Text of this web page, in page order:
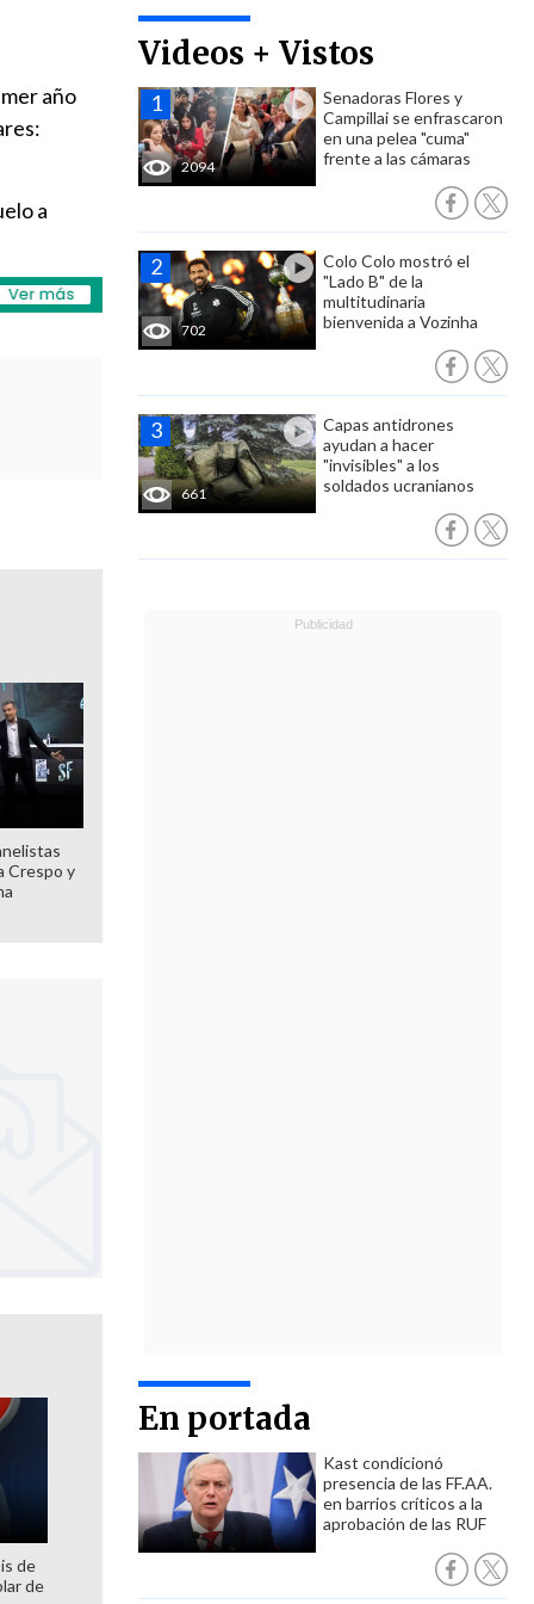
Videos + Vistos
2094
Senadoras Flores y
Campillai se enfrascaron
en una pelea "cuma"
frente a las cámaras
702
Colo Colo mostró el
"Lado B" de la
multitudinaria
bienvenida a Vozinha
661
Capas antidrones
ayudan a hacer
"invisibles" a los
soldados ucranianos
En portada
Kast condicionó
presencia de las FF.AA.
en barrios críticos a la
aprobación de las RUF
año
a
Crespo y
de
de